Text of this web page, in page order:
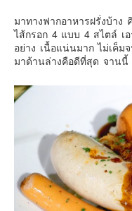
มาทางฟากอาหารฝรั่งบ้าง
ไส้กรอก 4 แบบ 4 สไตล์ เอ
อย่าง เนื้อแน่นมาก ไม่เค็ม
มาด้านล่างคือดีที่สุด จาน